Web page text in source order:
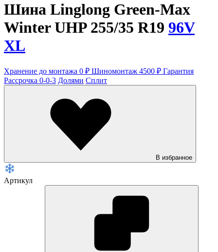
Шина Linglong Green-Max
Winter UHP 255/35 R19 96V
XL
Хранение до монтажа 0 ₽ Шиномонтаж 4500 ₽ Гарантия
Рассрочка 0-0-3 Долями Сплит
В избранное
Артикул